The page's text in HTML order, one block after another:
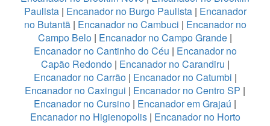
Paulista| Encanador no Burgo Paulista| Encanador
no Butantã| Encanador no Cambuci | Encanador no
Campo Belo | Encanador no Campo Grande |
Encanador no Cantinho do Céu | Encanador no
Capão Redondo| Encanador no Carandiru |
Encanador no Carrão| Encanador no Catumbi |
Encanador no Caxingui | Encanador no Centro SP |
Encanador no Cursino | Encanador em Grajaú |
Encanador no Higienopolis| Encanador no Horto